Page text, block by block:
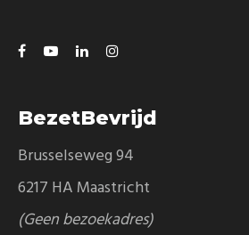
BezetBevrijd
Brusselseweg 94
6217 HA Maastricht
(Geen bezoekadres)